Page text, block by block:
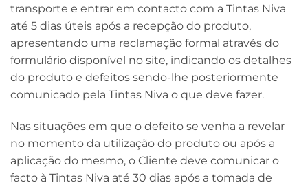
transporte e entrar em contacto com a Tintas Niva
até 5 dias úteis após a recepção do produto,
apresentando uma reclamação formal através do
formulário disponível no site, indicando os detalhes
do produto e defeitos sendo-lhe posteriormente
comunicado pela Tintas Niva o que deve fazer.
Nas situações em que o defeito se venha a revelar
no momento da utilização do produto ou após a
aplicação do mesmo, o Cliente deve comunicar o
facto à Tintas Niva até 30 dias após a tomada de